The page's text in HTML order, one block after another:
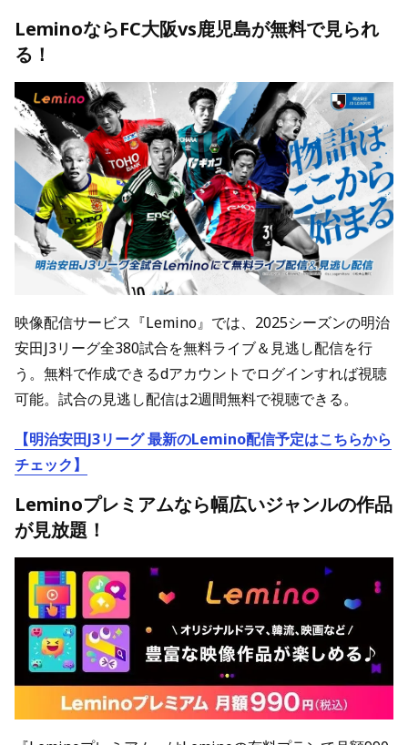
LeminoならFC大阪vs鹿児島が無料で見られ
る！
映像配信サービス『Lemino』では、2025シーズンの明治
安田J3リーグ全380試合を無料ライブ＆見逃し配信を行
う。無料で作成できるdアカウントでログインすれば視聴
可能。試合の見逃し配信は2週間無料で視聴できる。
【明治安田J3リーグ 最新のLemino配信予定はこちらから
チェック】
Leminoプレミアムなら幅広いジャンルの作品
が見放題！